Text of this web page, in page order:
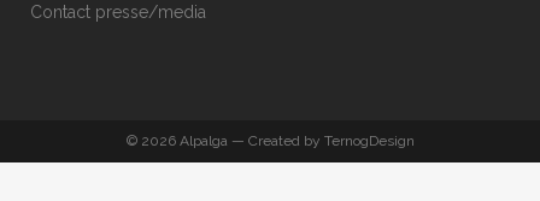
Contact presse/media
© 2026 Alpalga — Created by TernogDesign